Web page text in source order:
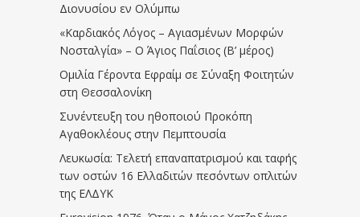
Διονυσίου εν Ολύμπω
«Καρδιακός Λόγος – Αγιασμένων Μορφών
Νοσταλγία» – Ο Άγιος Παΐσιος (Β’ μέρος)
Ομιλία Γέροντα Εφραίμ σε Σύναξη Φοιτητών
στη Θεσσαλονίκη
Συνέντευξη του ηθοποιού Προκόπη
Αγαθοκλέους στην Πεμπτουσία
Λευκωσία: Τελετή επαναπατρισμού και ταφής
των οστών 16 Ελλαδιτών πεσόντων οπλιτών
της ΕΛΔΥΚ